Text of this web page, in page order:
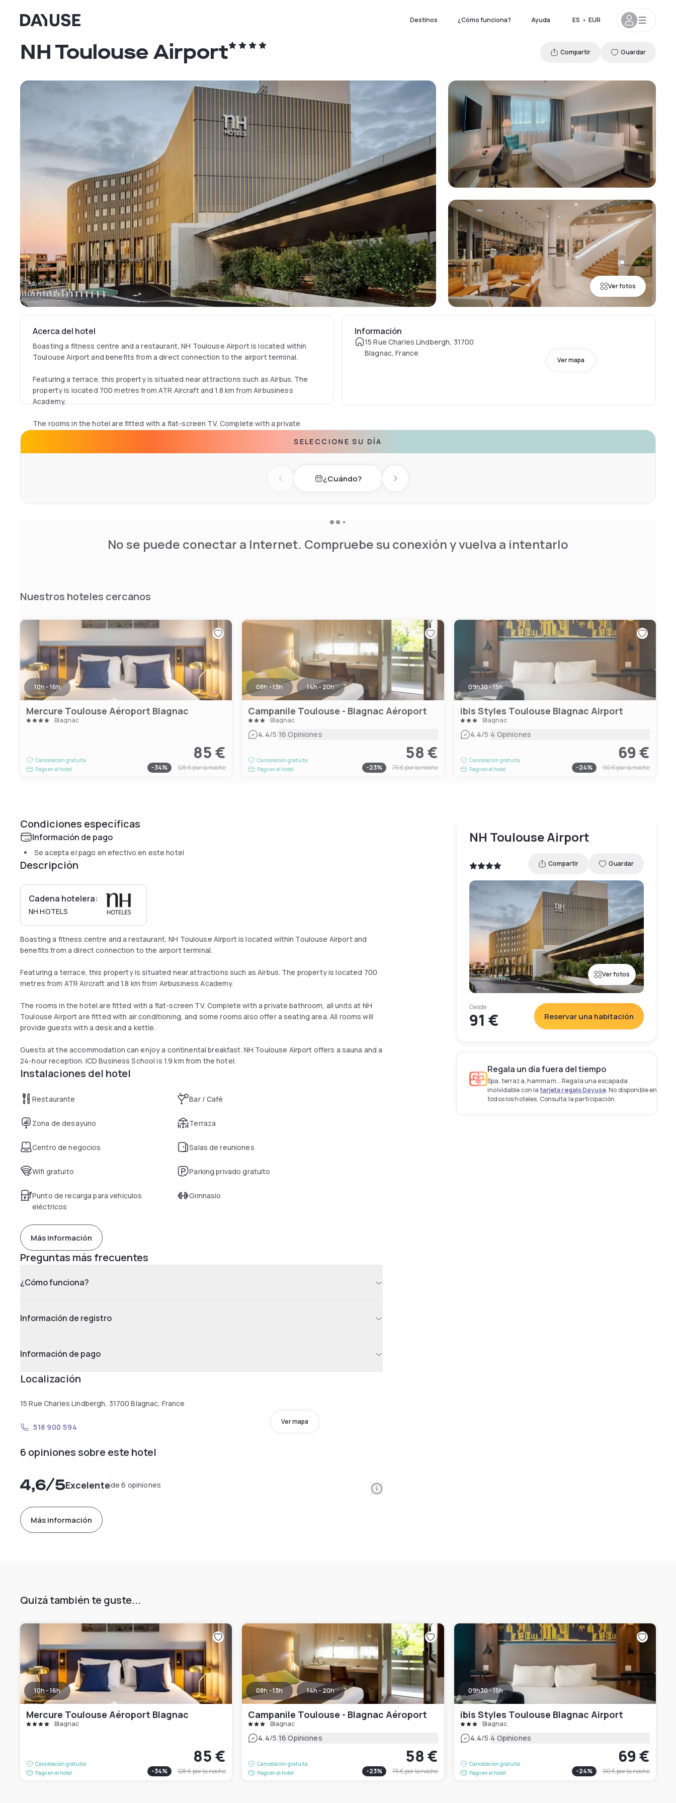
Dayuse Destinos ¿Cómo funciona? Ayuda ES • EUR
Ver fotos
NH Toulouse Airport Compartir Guardar
Acerca del hotel
Boasting a fitness centre and a restaurant, NH Toulouse Airport is located within
Toulouse Airport and benefits from a direct connection to the airport terminal.
Featuring a terrace, this property is situated near attractions such as Airbus. The
property is located 700 metres from ATR Aircraft and 1.8 km from Airbusiness
Academy.
The rooms in the hotel are fitted with a flat-screen TV. Complete with a private
rooms also offer a seating area. All rooms will provide guests with a desk and a
kettle.
Guests at the accommodation can enjoy a continental breakfast. NH Toulouse
Información
15 Rue Charles Lindbergh, 31700
Blagnac, France
Ver mapa
SELECCIONE SU DÍA
Previous day¿Cuándo? Next day
No se puede conectar a Internet. Compruebe su conexión y vuelva a intentarlo
Nuestros hoteles cercanos
10h - 16h
Mercure Toulouse Aéroport Blagnac
Blagnac
Cancelación gratuita
Pago en el hotel
85 €
-34% 128 €por la noche
08h - 13h 14h - 20h
Campanile Toulouse - Blagnac Aéroport
Blagnac
4.4/5|16 Opiniones
Cancelación gratuita
Pago en el hotel
58 €
-23% 75 €por la noche
09h30 - 15h
ibis Styles Toulouse Blagnac Airport
Blagnac
4.4/5|4 Opiniones
Cancelación gratuita
Pago en el hotel
69 €
-24% 90 €por la noche
Condiciones específicas
Información de pago
Se acepta el pago en efectivo en este hotel
Descripción
Cadena hotelera:
NH HOTELS
Boasting a fitness centre and a restaurant, NH Toulouse Airport is located within Toulouse Airport and
benefits from a direct connection to the airport terminal.
Featuring a terrace, this property is situated near attractions such as Airbus. The property is located 700
metres from ATR Aircraft and 1.8 km from Airbusiness Academy.
The rooms in the hotel are fitted with a flat-screen TV. Complete with a private bathroom, all units at NH
Toulouse Airport are fitted with air conditioning, and some rooms also offer a seating area. All rooms will
provide guests with a desk and a kettle.
Guests at the accommodation can enjoy a continental breakfast. NH Toulouse Airport offers a sauna and a
24-hour reception. ICD Business School is 1.9 km from the hotel.
Instalaciones del hotel
Restaurante Bar / Café
Zona de desayuno Terraza
Centro de negocios Salas de reuniones
Wifi gratuito Parking privado gratuito
Punto de recarga para vehículos
eléctricos
Gimnasio
Más información
Preguntas más frecuentes
¿Cómo funciona?
Información de registro
Información de pago
Localización
15 Rue Charles Lindbergh, 31700 Blagnac, France
Ver mapa
518 900 594
6 opiniones sobre este hotel
4,6/5Excelentede 6 opiniones Information
Más información
NH Toulouse Airport
Compartir Guardar
Ver fotos
Desde
91 € Reservar una habitación
Regala un día fuera del tiempo
Spa, terraza, hammam... Regala una escapada
inolvidable con latarjeta regalo Dayuse. No disponible en
todos los hoteles. Consulta la participación.
Quizá también te guste...
10h - 16h
Mercure Toulouse Aéroport Blagnac
Blagnac
Cancelación gratuita
Pago en el hotel
85 €
-34% 128 €por la noche
08h - 13h 14h - 20h
Campanile Toulouse - Blagnac Aéroport
Blagnac
4.4/5|16 Opiniones
Cancelación gratuita
Pago en el hotel
58 €
-23% 75 €por la noche
09h30 - 15h
ibis Styles Toulouse Blagnac Airport
Blagnac
4.4/5|4 Opiniones
Cancelación gratuita
Pago en el hotel
69 €
-24% 90 €por la noche